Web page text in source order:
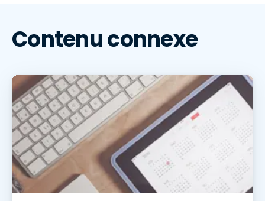
Contenu connexe